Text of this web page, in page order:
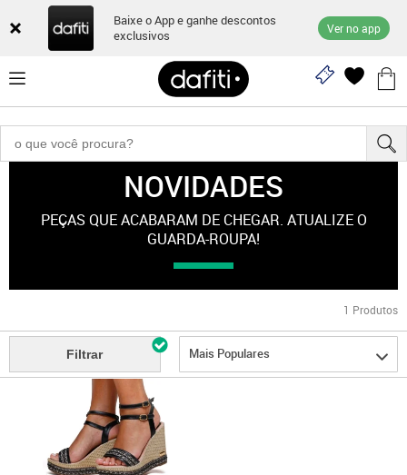
Baixe o App e ganhe descontos
exclusivos
Ver no app
NOVIDADES
PEÇAS QUE ACABARAM DE CHEGAR. ATUALIZE O
GUARDA-ROUPA!
1 Produtos
Filtrar Mais Populares